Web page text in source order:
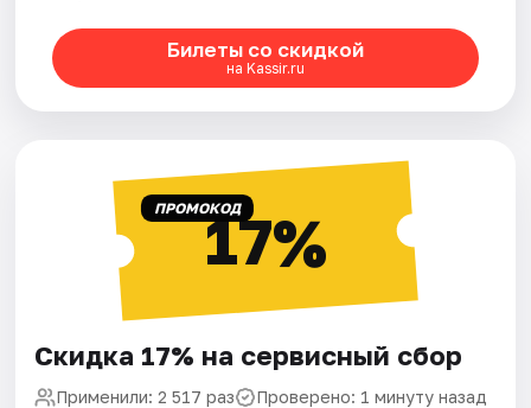
Билеты со скидкой
на Kassir.ru
ПРОМОКОД17%
Скидка 17% на сервисный сбор
Применили: 2 517 раз Проверено: 1 минуту назад